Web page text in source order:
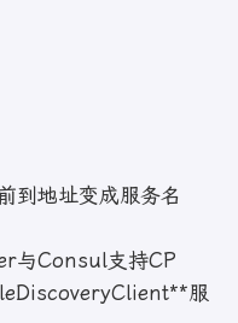
到地址变成服务名
与Consul支持CP
服